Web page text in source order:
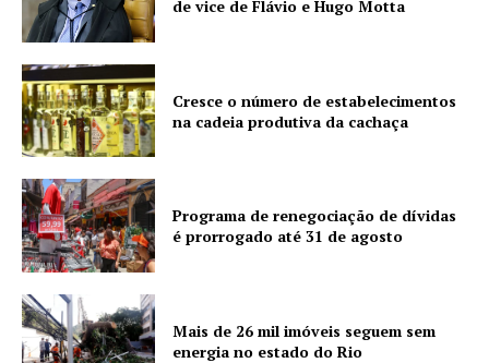
de vice de Flávio e Hugo Motta
Cresce o número de estabelecimentos
na cadeia produtiva da cachaça
Programa de renegociação de dívidas
é prorrogado até 31 de agosto
Mais de 26 mil imóveis seguem sem
energia no estado do Rio